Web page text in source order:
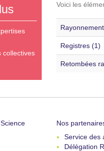
collectives
Voici les
Registres (1)
Retombées
Nos
Service des
Délégation